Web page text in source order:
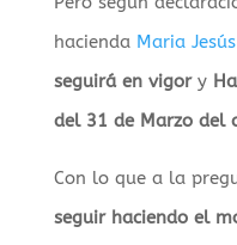
hacienda Maria
seguirá en vigory
del 31 de Marzo del
Con lo que a la
seguir haciendo el